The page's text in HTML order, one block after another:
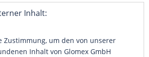
Inhalt:
Zustimmung, um den von unserer
Inhalt von Glomex GmbH